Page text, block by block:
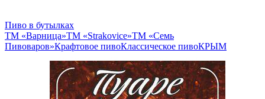
Пиво в бутылках
ТМ «Варница»ТМ «Strakovice»ТМ «Семь
Пивоваров»Крафтовое пивоКлассическое пивоКРЫМ